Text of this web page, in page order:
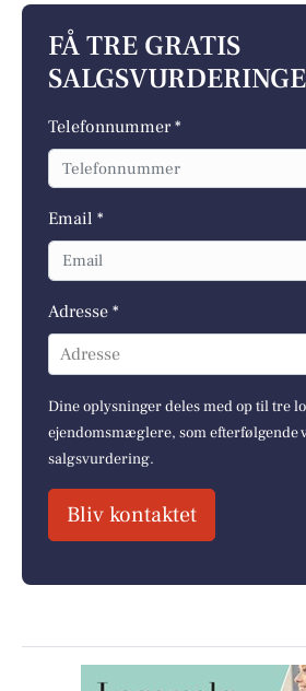
FÅ TRE GRATIS
Telefonnummer *
Email *
Adresse *
Adresse
Dine oplysninger deles med op til tre
ejendomsmæglere, som efterfølgende
salgsvurdering.
Bliv kontaktet